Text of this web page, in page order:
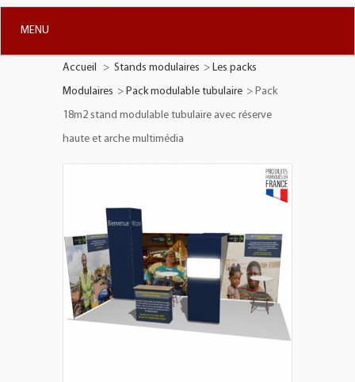
MENU
STANDS MODULAIRES
PLV TOTEMS
PLV EXTÉRIEURES
IMPRESSION GRAND FORMAT
Accueil > Stands modulaires > Les packs
Modulaires > Pack modulable tubulaire > Pack
18m2 stand modulable tubulaire avec réserve
haute et arche multimédia